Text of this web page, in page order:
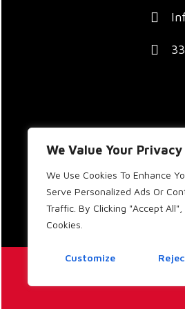
We Value Your Privacy
We Use Cookies To Enhance
Serve Personalized Ads Or
Traffic. By Clicking "Accept
Cookies.
Customize